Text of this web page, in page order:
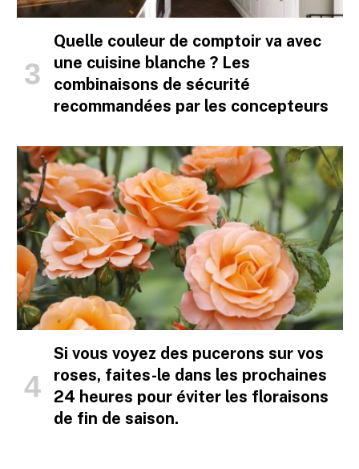
Quelle couleur de comptoir va avec
une cuisine blanche ? Les
combinaisons de sécurité
recommandées par les concepteurs
Si vous voyez des pucerons sur vos
roses, faites-le dans les prochaines
24 heures pour éviter les floraisons
de fin de saison.